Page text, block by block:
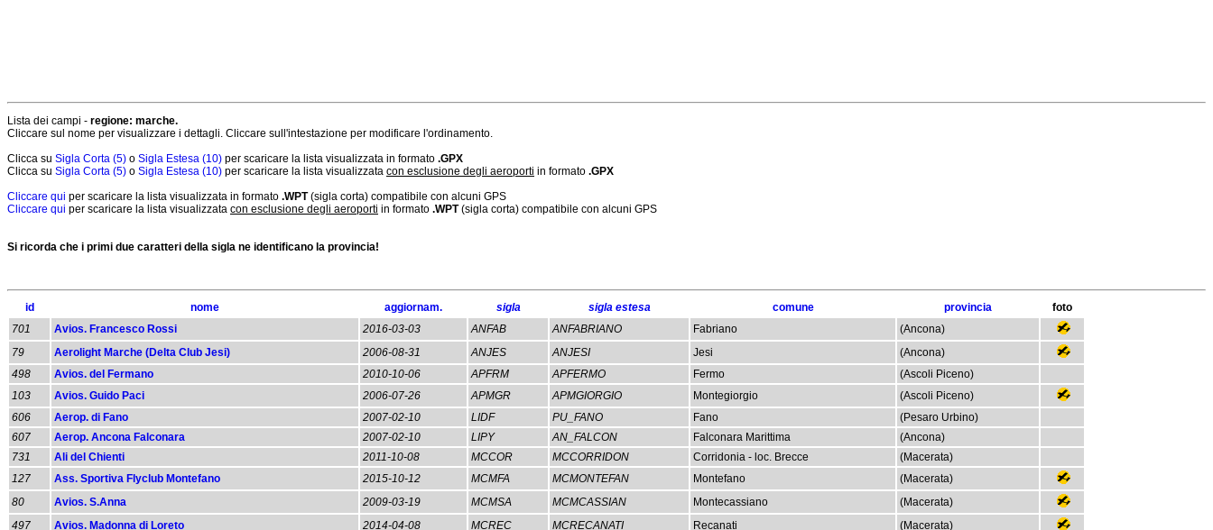
Lista dei campi - regione: marche.
Cliccare sul nome per visualizzare i dettagli. Cliccare sull'intestazione per modificare l'ordinamento.
Clicca su Sigla Corta (5) o Sigla Estesa (10) per scaricare la lista visualizzata in formato .GPX
Clicca su Sigla Corta (5) o Sigla Estesa (10) per scaricare la lista visualizzata con esclusione degli aeroporti in formato .GPX
Cliccare qui per scaricare la lista visualizzata in formato .WPT(sigla corta) compatibile con alcuni GPS
Cliccare qui per scaricare la lista visualizzata con esclusione degli aeroporti in formato .WPT(sigla corta) compatibile con alcuni GPS
Si ricorda che i primi due caratteri della sigla ne identificano la provincia!
id nome aggiornam. sigla sigla estesa comune provincia
foto
701
Avios. Francesco Rossi 2016-03-03 ANFAB ANFABRIANO Fabriano
(Ancona)
79
Aerolight Marche (Delta Club Jesi) 2006-08-31 ANJES ANJESI Jesi
(Ancona)
498
Avios. del Fermano 2010-10-06 APFRM APFERMO Fermo
(Ascoli Piceno)
103
Avios. Guido Paci 2006-07-26 APMGR APMGIORGIO Montegiorgio
(Ascoli Piceno)
606
Aerop. di Fano 2007-02-10 LIDF PU_FANO Fano
(Pesaro Urbino)
607
Aerop. Ancona Falconara 2007-02-10 LIPY AN_FALCON Falconara Marittima
(Ancona)
731
Ali del Chienti 2011-10-08 MCCOR MCCORRIDON Corridonia - loc. Brecce
(Macerata)
127
Ass. Sportiva Flyclub Montefano 2015-10-12 MCMFA MCMONTEFAN Montefano
(Macerata)
80
Avios. S.Anna 2009-03-19 MCMSA MCMCASSIAN Montecassiano
(Macerata)
497
Avios. Madonna di Loreto 2014-04-08 MCREC MCRECANATI Recanati (Macerata)